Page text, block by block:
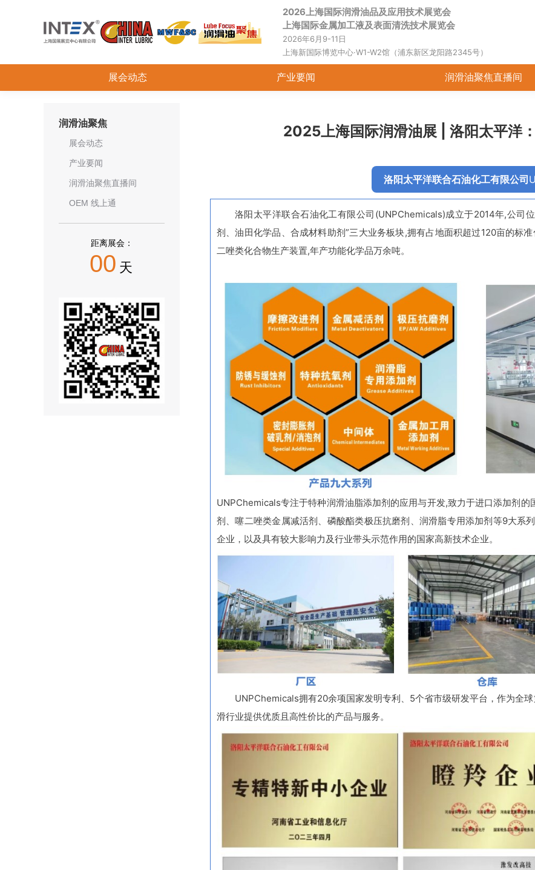
2026上海国际润滑油品及应用技术展览会
上海国际金属加工液及表面清洗技术展览会
2026年6月9-11日
上海新国际博览中心·W1-W2馆（浦东新区龙阳路2345号）
展会动态 产业要闻 润滑油聚焦直播间
2025上海国际润滑油展 | 洛阳太平洋
洛阳太平洋联合石油化工有限公司
洛阳太平洋联合石油化工有限公司(UNPChemicals)成立于2014年,公司
剂、油田化学品、合成材料助剂”三大业务板块,拥有占地面积超过120亩的标
二唑类化合物生产装置,年产功能化学品万余吨。
UNPChemicals专注于特种润滑油脂添加剂的应用与开发,致力于进口添加剂
剂、噻二唑类金属减活剂、磷酸酯类极压抗磨剂、润滑脂专用添加剂等9大系
企业，以及具有较大影响力及行业带头示范作用的国家高新技术企业。
UNPChemicals拥有20余项国家发明专利、5个省市级研发平台，作为全
滑行业提供优质且高性价比的产品与服务。
润滑油聚焦
展会动态
产业要闻
润滑油聚焦直播间
OEM 线上通
距离展会：
00 天
展会动态 产业要闻